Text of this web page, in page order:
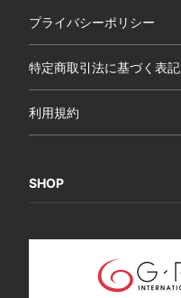
プライバシーポリシー
特定商取引法に基づく表記
利用規約
SHOP